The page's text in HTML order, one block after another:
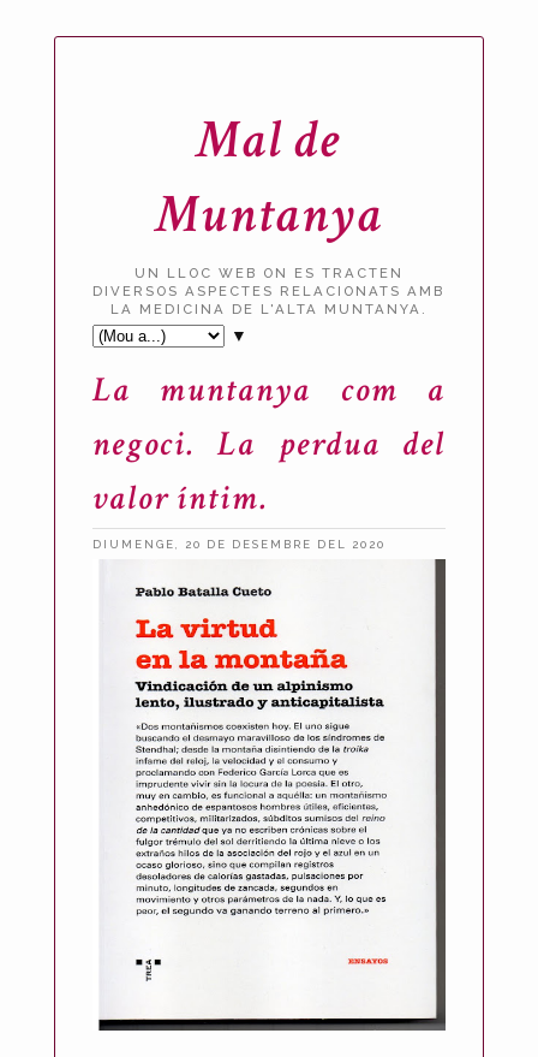
Mal de
Muntanya
UN LLOC WEB ON ES TRACTEN
DIVERSOS ASPECTES RELACIONATS AMB
LA MEDICINA DE L'ALTA MUNTANYA.
▼
La muntanya com a
negoci. La perdua del
valor íntim.
DIUMENGE, 20 DE DESEMBRE DEL 2020
n